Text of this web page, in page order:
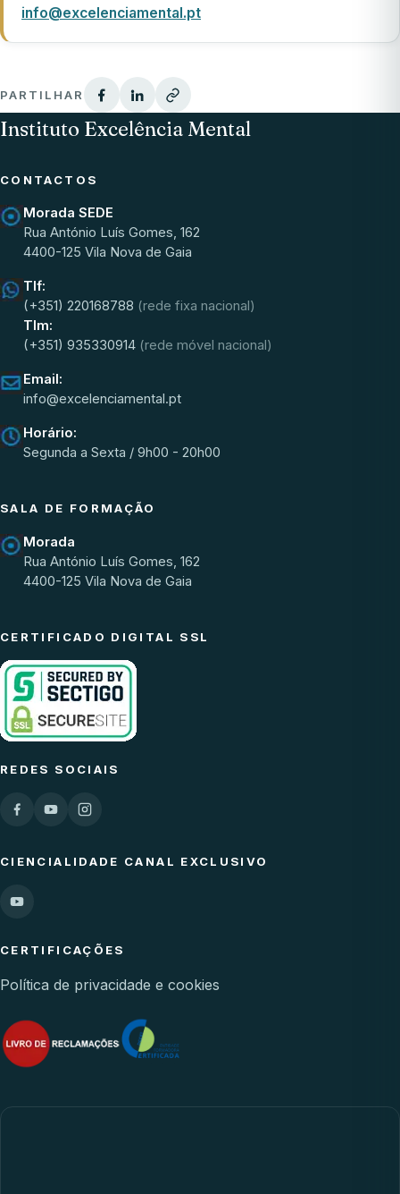
info@excelenciamental.pt
PARTILHAR
Instituto Excelência Mental
CONTACTOS
Morada SEDE
Rua António Luís Gomes, 162
4400-125 Vila Nova de Gaia
Tlf:
(+351) 220168788 (rede fixa nacional)
Tlm:
(+351) 935330914 (rede móvel nacional)
Email:
info@excelenciamental.pt
Horário:
Segunda a Sexta / 9h00 - 20h00
SALA DE FORMAÇÃO
Morada
Rua António Luís Gomes, 162
4400-125 Vila Nova de Gaia
CERTIFICADO DIGITAL SSL
REDES SOCIAIS
CIENCIALIDADE CANAL EXCLUSIVO
CERTIFICAÇÕES
Política de privacidade e cookies